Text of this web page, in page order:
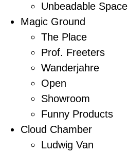
Unbeadable Space
Magic Ground
The Place
Prof. Freeters
Wanderjahre
Open
Showroom
Funny Products
Cloud Chamber
Ludwig Van